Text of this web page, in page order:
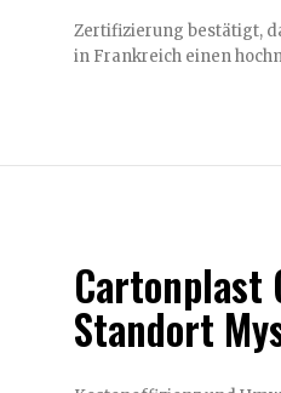
Zertifizierung bestätigt,
Cartonplast
Standort